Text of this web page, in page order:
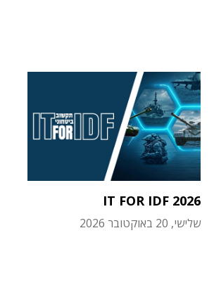
IT FOR IDF 2026
שלישי, 20 באוקטובר 2026